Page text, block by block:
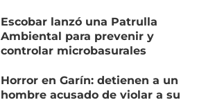
Escobar lanzó una Patrulla
Ambiental para prevenir y
controlar microbasurales
Horror en Garín: detienen a un
hombre acusado de violar a su